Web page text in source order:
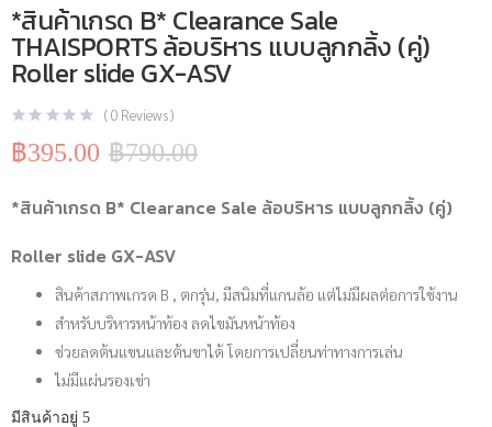
*สินค้าเกรด B* Clearance Sale
THAISPORTS ล้อบริหาร แบบลูกกลิ้ง (คู่)
Roller slide GX-ASV
(0 Reviews )
฿790.00
Original
was:
฿790.00.
฿395.00
Current
is:
฿395.00.
*สินค้าเกรด B* Clearance Sale ล้อบริหาร แบบลูกกลิ้ง (คู่)
Roller slide GX-ASV
สินค้าสภาพเกรด B , ตกรุ่น, มีสนิมที่แกนล้อ แต่ไม่มีผลต่อการใช้งาน
สำหรับบริหารหน้าท้อง ลดไขมันหน้าท้อง
ช่วยลดต้นแขนและต้นขาได้ โดยการเปลี่ยนท่าทางการเล่น
ไม่มีแผ่นรองเข่า
มีสินค้าอยู่ 5